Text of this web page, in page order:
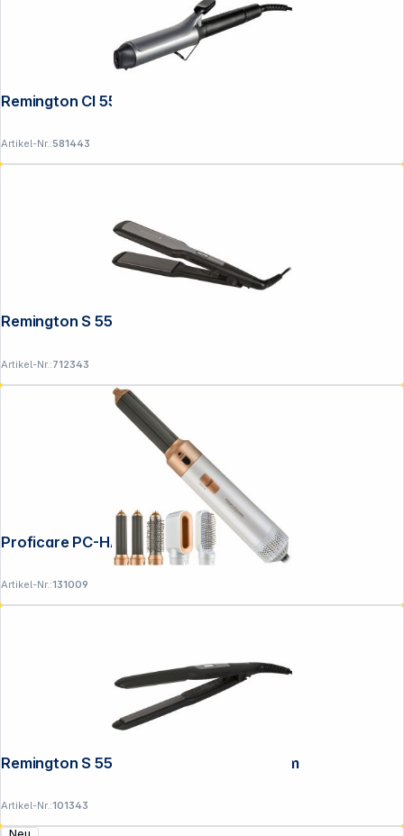
Artikel-Nr.:581443
Artikel-Nr.:712343
Proficare PC-HAS 3132 weiß-rose
Artikel-Nr.:131009
Remington S 5515 Pro-Ceramic Extra-Slim
Artikel-Nr.:101343
Folgen Sie uns auf